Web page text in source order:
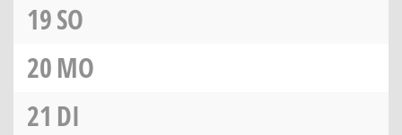
19SO
20MO
21 DI